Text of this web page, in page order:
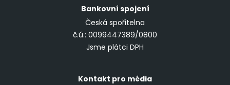
Bankovní spojení
Česká spořitelna
č.ú.: 0099447389/0800
Jsme plátci DPH
Kontakt pro média